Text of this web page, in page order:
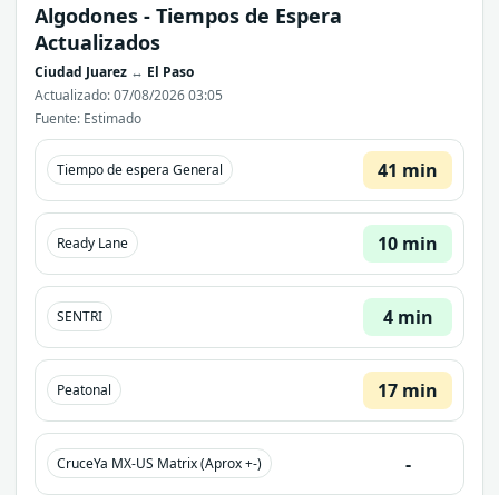
Algodones - Tiempos de Espera
Actualizados
Ciudad Juarez ↔ El Paso
Actualizado: 07/08/2026 03:05
Fuente: Estimado
Tiempo de espera General 41 min
Ready Lane 10 min
SENTRI 4 min
Peatonal 17 min
CruceYa MX-US Matrix (Aprox +-) -